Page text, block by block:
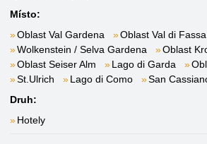
Místo:
Oblast Val Gardena
Oblast Val di Fassa
Wolkenstein / Selva Gardena
Oblast
Oblast Seiser Alm
Lago di Garda
St.Ulrich
Lago di Como San
Druh:
Hotely